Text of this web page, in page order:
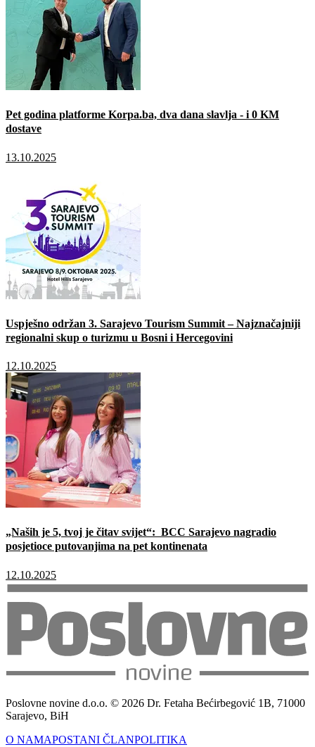
Pet godina platforme Korpa.ba, dva dana slavlja - i 0 KM
dostave
13.10.2025
Uspješno održan 3. Sarajevo Tourism Summit – Najznačajniji
regionalni skup o turizmu u Bosni i Hercegovini
12.10.2025
„Naših je 5, tvoj je čitav svijet“: BCC Sarajevo nagradio
posjetioce putovanjima na pet kontinenata
12.10.2025
Poslovne novine d.o.o. © 2026 Dr. Fetaha Bećirbegović 1B, 71000
Sarajevo, BiH
O NAMAPOSTANI ČLANPOLITIKA